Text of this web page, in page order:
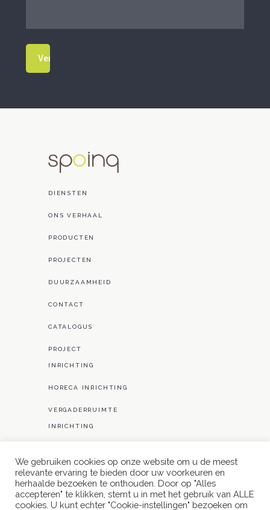
DIENSTEN
ONS VERHAAL
PRODUCTEN
PROJECTEN
DUURZAAMHEID
CONTACT
CATALOGUS
PROJECT
INRICHTING
HORECA INRICHTING
VERGADERRUIMTE
INRICHTING
KANTOORINRICHTING
We gebruiken cookies op onze website om u de meest
relevante ervaring te bieden door uw voorkeuren en
herhaalde bezoeken te onthouden. Door op "Alles
accepteren" te klikken, stemt u in met het gebruik van ALLE
cookies. U kunt echter "Cookie-instellingen" bezoeken om